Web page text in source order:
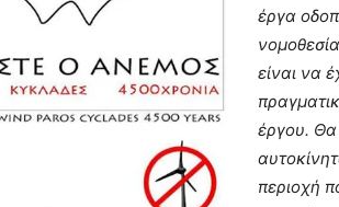
έργα
είναι να
έργου. Θα
περιοχή